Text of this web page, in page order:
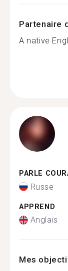
Partenaire
A native
PARLE
Russe
APPREND
Anglais
Mes